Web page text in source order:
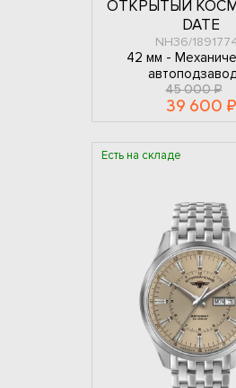
ОТКРЫТЫЙ
DATE
NH36/
42 мм -
45 000 ₽
39 600 ₽
Есть на складе